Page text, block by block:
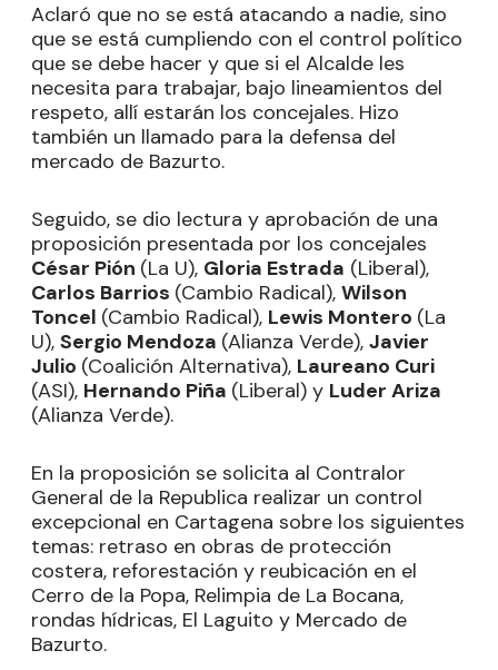
Aclaró que no se está atacando a nadie, sino
que se está cumpliendo con el control político
que se debe hacer y que si el Alcalde les
necesita para trabajar, bajo lineamientos del
respeto, allí estarán los concejales. Hizo
también un llamado para la defensa del
mercado de Bazurto.
Seguido, se dio lectura y aprobación de una
proposición presentada por los concejales
César Pión (La U), Gloria Estrada (Liberal),
Carlos Barrios (Cambio Radical), Wilson
Toncel (Cambio Radical), Lewis Montero (La
U), Sergio Mendoza (Alianza Verde), Javier
Julio (Coalición Alternativa), Laureano Curi
(ASI), Hernando Piña (Liberal) y Luder Ariza
(Alianza Verde).
En la proposición se solicita al Contralor
General de la Republica realizar un control
excepcional en Cartagena sobre los siguientes
temas: retraso en obras de protección
costera, reforestación y reubicación en el
Cerro de la Popa, Relimpia de La Bocana,
rondas hídricas, El Laguito y Mercado de
Bazurto.